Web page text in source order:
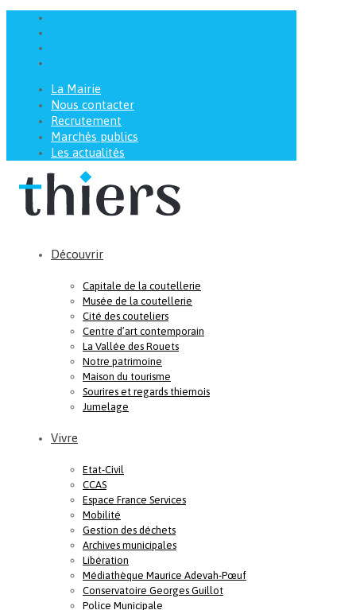
La Mairie
Nous contacter
Recrutement
Marchés publics
Les actualités
Découvrir
Capitale de la coutellerie
Musée de la coutellerie
Cité des couteliers
Centre d’art contemporain
La Vallée des Rouets
Notre patrimoine
Maison du tourisme
Sourires et regards thiernois
Jumelage
Vivre
Etat-Civil
CCAS
Espace France Services
Mobilité
Gestion des déchets
Archives municipales
Libération
Médiathèque Maurice Adevah-Pœuf
Conservatoire Georges Guillot
Police Municipale